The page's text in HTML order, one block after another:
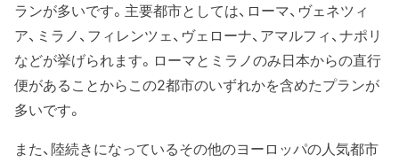
ランが多いです。主要都市としては、ローマ、ヴェネツィ
ア、ミラノ、フィレンツェ、ヴェローナ、アマルフィ、ナポリ
などが挙げられます。ローマとミラノのみ日本からの直行
便があることからこの2都市のいずれかを含めたプランが
多いです。
また、陸続きになっているその他のヨーロッパの人気都市